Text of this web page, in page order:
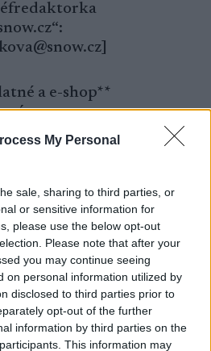
My Personal
sale, sharing to third parties, or
or sensitive information for
please use the below opt-out
Please note that after your
you may continue seeing
on personal information utilized by
disclosed to third parties prior to
opt-out of the further
information by third parties on the
This information may
a e-shop**
697 669)
jsou odesílány z